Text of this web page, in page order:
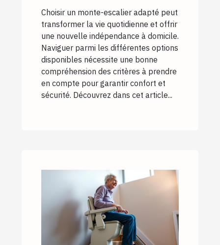
Choisir un monte-escalier adapté peut
transformer la vie quotidienne et offrir
une nouvelle indépendance à domicile.
Naviguer parmi les différentes options
disponibles nécessite une bonne
compréhension des critères à prendre
en compte pour garantir confort et
sécurité. Découvrez dans cet article...